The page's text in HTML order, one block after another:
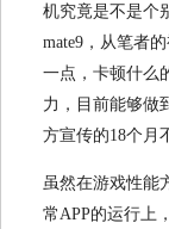
机究竟是不是个
mate9，从笔者
一点，卡顿什么
力，目前能够做
方宣传的18个月
虽然在游戏性能
常APP的运行上